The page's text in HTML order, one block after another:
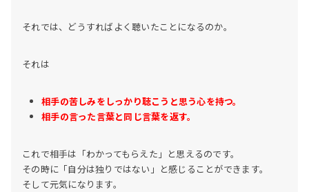
それでは、どうすればよく聴いたことになるのか。
それは
相手の苦しみをしっかり聴こうと思う心を持つ。
相手の言った言葉と同じ言葉を返す。
これで相手は「わかってもらえた」と思えるのです。
その時に「自分は独りではない」と感じることができます。
そして元気になります。